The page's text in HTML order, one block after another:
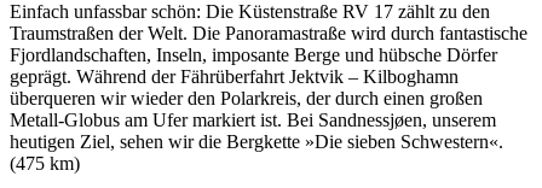
Einfach unfassbar schön: Die Küstenstraße RV 17 zählt zu den
Traumstraßen der Welt. Die Panoramastraße wird durch fantastische
Fjordlandschaften, Inseln, imposante Berge und hübsche Dörfer
geprägt. Während der Fährüberfahrt Jektvik – Kilboghamn
überqueren wir wieder den Polarkreis, der durch einen großen
Metall-Globus am Ufer markiert ist. Bei Sandnessjøen, unserem
heutigen Ziel, sehen wir die Bergkette »Die sieben Schwestern«.
(475 km)